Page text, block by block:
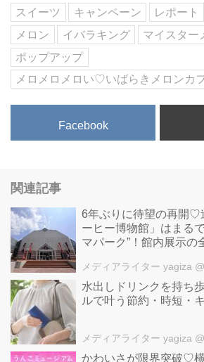
スイーツ キャンペーン レポート
メロン
イバラキング
マイスター
ポップアップ
メロメロメロい♡いばらきメロンカ
Facebook
関連記事
6年ぶりに待望の再開♡
ーヒー博物館」はまる
マパーク”！館内展示の
メディアライター yagiza @
水出しドリンクを持ち
ルで叶う節約・時短・
メディアライター yagiza @
かわいさが限界突破♡